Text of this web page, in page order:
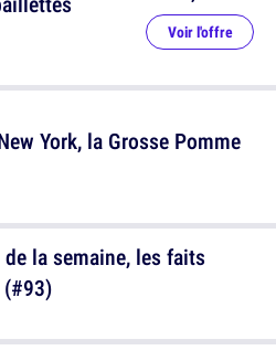
Voir l'offre
la semaine, les faits
York, la Grosse Pomme